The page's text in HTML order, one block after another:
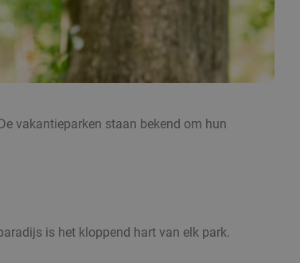
vakantieparken staan bekend om hun
is het kloppend hart van elk park.